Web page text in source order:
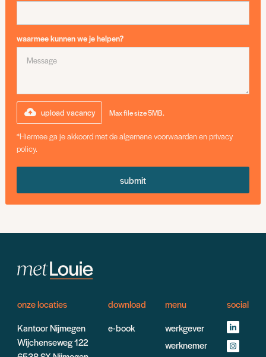
waarmee kunnen we je helpen?
upload vacancy Max file size 5MB.
*Hiermee ga je akkoord met de algemene voorwaarden en privacy
policy.
onze locaties
Kantoor Nijmegen
Wijchenseweg 122
download
e-book
menu
werkgever
werknemer
social